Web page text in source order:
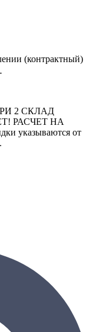
(контрактный)
2 СКЛАД
РАСЧЕТ НА
от